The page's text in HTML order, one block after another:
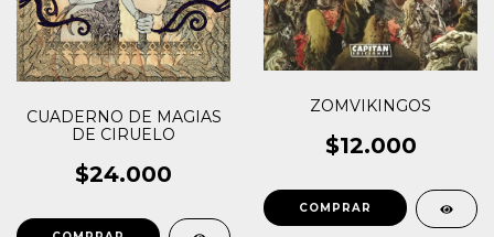
CUADERNO DE MAGIAS
DE CIRUELO
$24.000
ZOMVIKINGOS
$12.000